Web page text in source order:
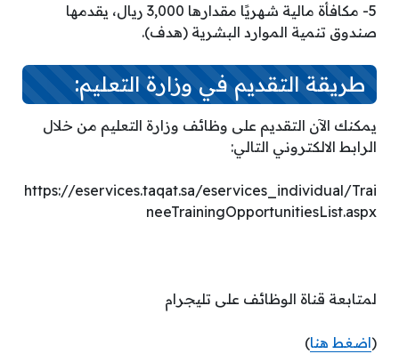
5- مكافأة مالية شهريًا مقدارها 3,000 ريال، يقدمها
صندوق تنمية الموارد البشرية (هدف).
طريقة التقديم في وزارة التعليم:
يمكنك الآن التقديم على وظائف وزارة التعليم من خلال
الرابط الالكتروني التالي:
https://eservices.taqat.sa/eservices_individual/Trai
neeTrainingOpportunitiesList.aspx
لمتابعة قناة الوظائف على تليجرام
(اضغط هنا)